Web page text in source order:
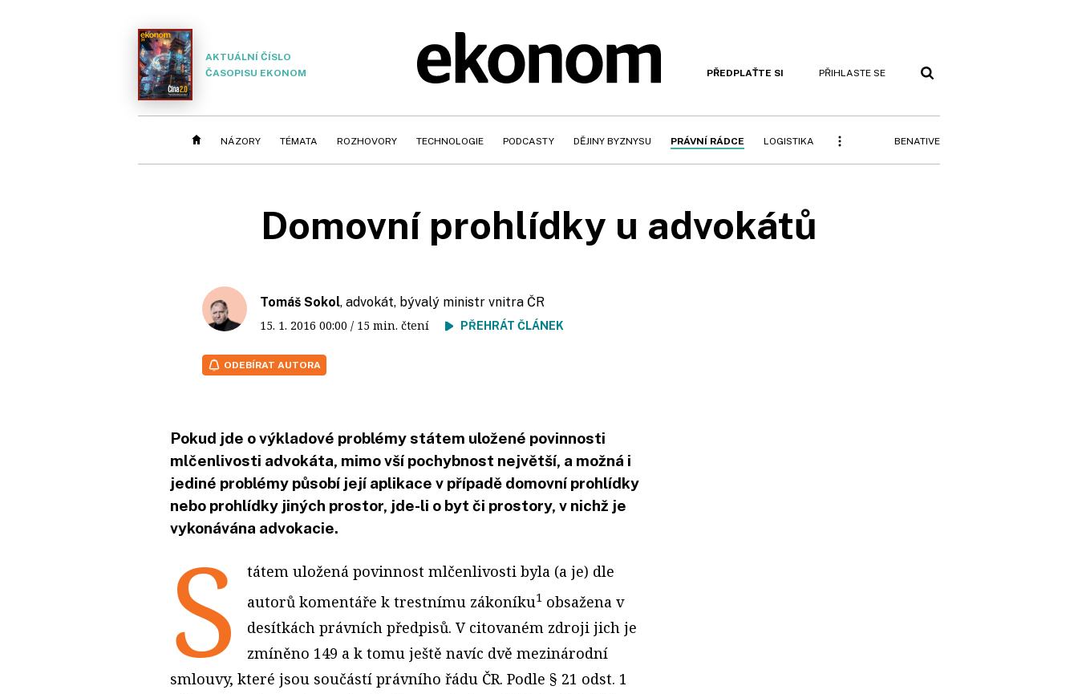
AKTUÁLNÍ ČÍSLO
ČASOPISU EKONOM
PŘEDPLAŤTE SI PŘIHLASTE SE
NÁZORY TÉMATA ROZHOVORY TECHNOLOGIE PODCASTY DĚJINY BYZNYSU PRÁVNÍ RÁDCE LOGISTIKA BENATIVE
Domovní prohlídky u advokátů
Tomáš Sokol, advokát, bývalý ministr vnitra ČR
15. 1. 2016 00:00 / 15 min. čtení PŘEHRÁT ČLÁNEK
ODEBÍRAT AUTORA
Pokud jde o výkladové problémy státem uložené povinnosti
mlčenlivosti advokáta, mimo vší pochybnost největší, a možná i
jediné problémy působí její aplikace v případě domovní prohlídky
nebo prohlídky jiných prostor, jde-li o byt či prostory, v nichž je
vykonávána advokacie.
S
tátem uložená povinnost mlčenlivosti byla (a je) dle
autorů komentáře k trestnímu zákoníku1 obsažena v
desítkách právních předpisů. V citovaném zdroji jich je
zmíněno 149 a k tomu ještě navíc dvě mezinárodní
smlouvy, které jsou součástí právního řádu ČR. Podle § 21 odst. 1